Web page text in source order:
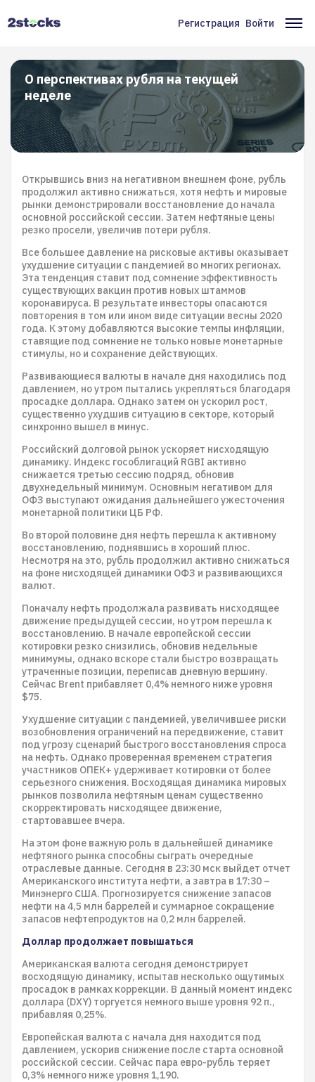
Меню
учётной
записи
пользователя
Регистрация Войти
О перспективах рубля на текущей
неделе
Открывшись вниз на негативном внешнем фоне, рубль
продолжил активно снижаться, хотя нефть и мировые
рынки демонстрировали восстановление до начала
основной российской сессии. Затем нефтяные цены
резко просели, увеличив потери рубля.
Все большее давление на рисковые активы оказывает
ухудшение ситуации с пандемией во многих регионах.
Эта тенденция ставит под сомнение эффективность
существующих вакцин против новых штаммов
коронавируса. В результате инвесторы опасаются
повторения в том или ином виде ситуации весны 2020
года. К этому добавляются высокие темпы инфляции,
ставящие под сомнение не только новые монетарные
стимулы, но и сохранение действующих.
Развивающиеся валюты в начале дня находились под
давлением, но утром пытались укрепляться благодаря
просадке доллара. Однако затем он ускорил рост,
существенно ухудшив ситуацию в секторе, который
синхронно вышел в минус.
Российский долговой рынок ускоряет нисходящую
динамику. Индекс гособлигаций RGBI активно
снижается третью сессию подряд, обновив
двухнедельный минимум. Основным негативом для
ОФЗ выступают ожидания дальнейшего ужесточения
монетарной политики ЦБ РФ.
Во второй половине дня нефть перешла к активному
восстановлению, поднявшись в хороший плюс.
Несмотря на это, рубль продолжил активно снижаться
на фоне нисходящей динамики ОФЗ и развивающихся
валют.
Поначалу нефть продолжала развивать нисходящее
движение предыдущей сессии, но утром перешла к
восстановлению. В начале европейской сессии
котировки резко снизились, обновив недельные
минимумы, однако вскоре стали быстро возвращать
утраченные позиции, переписав дневную вершину.
Сейчас Brent прибавляет 0,4% немного ниже уровня
$75.
Ухудшение ситуации с пандемией, увеличившее риски
возобновления ограничений на передвижение, ставит
под угрозу сценарий быстрого восстановления спроса
на нефть. Однако проверенная временем стратегия
участников ОПЕК+ удерживает котировки от более
серьезного снижения. Восходящая динамика мировых
рынков позволила нефтяным ценам существенно
скорректировать нисходящее движение,
стартовавшее вчера.
На этом фоне важную роль в дальнейшей динамике
нефтяного рынка способны сыграть очередные
отраслевые данные. Сегодня в 23:30 мск выйдет отчет
Американского института нефти, а завтра в 17:30 –
Минэнерго США. Прогнозируется снижение запасов
нефти на 4,5 млн баррелей и суммарное сокращение
запасов нефтепродуктов на 0,2 млн баррелей.
Доллар продолжает повышаться
Американская валюта сегодня демонстрирует
восходящую динамику, испытав несколько ощутимых
просадок в рамках коррекции. В данный момент индекс
доллара (DXY) торгуется немного выше уровня 92 п.,
прибавляя 0,25%.
Европейская валюта с начала дня находится под
давлением, ускорив снижение после старта основной
российской сессии. Сейчас пара евро-рубль теряет
0,3% немного ниже уровня 1,190.